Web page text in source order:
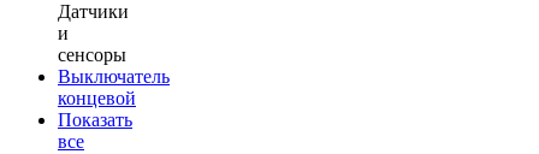
Датчики
и
сенсоры
Выключатель
концевой
Показать
все